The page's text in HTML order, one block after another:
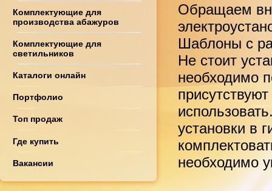
Комплектующие для
производства абажуров
Комплектующие для
светильников
Каталоги онлайн
Портфолио
Топ продаж
Где купить
Вакансии
Обращаем
Шаблоны с
Не стоит
необходимо
установки в
необходимо